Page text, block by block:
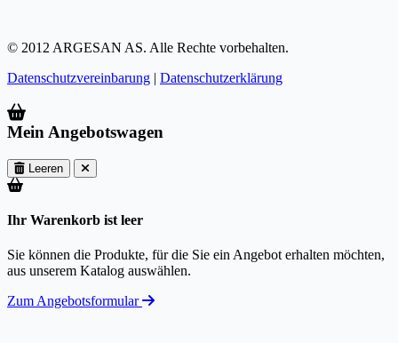
© 2012 ARGESAN AS. Alle Rechte vorbehalten.
Datenschutzvereinbarung | Datenschutzerklärung
Mein Angebotswagen
Leeren
Ihr Warenkorb ist leer
Sie können die Produkte, für die Sie ein Angebot erhalten möchten,
aus unserem Katalog auswählen.
Zum Angebotsformular